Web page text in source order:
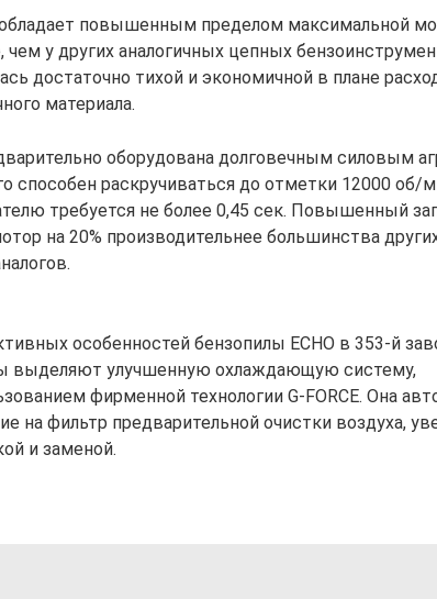
повышенным пределом максимальной
чем у других аналогичных цепных
достаточно тихой и экономичной в плане
материала.
оборудована долговечным силовым
способен раскручиваться до отметки 12000 об/
требуется не более 0,45 сек. Повышенный
на 20% производительнее большинства
особенностей бензопилы ECHO в 353-й
выделяют улучшенную охлаждающую систему,
фирменной технологии G-FORCE. Она
на фильтр предварительной очистки воздуха,
и заменой.